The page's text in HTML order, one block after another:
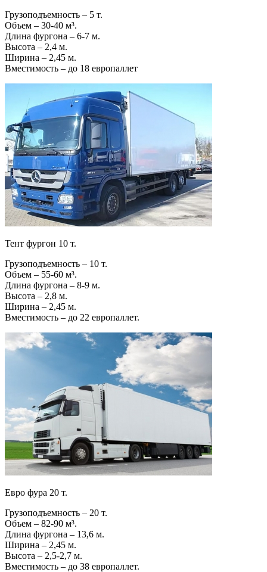
Грузоподъемность – 5 т.
Объем – 30-40 м³.
Длина фургона – 6-7 м.
Высота – 2,4 м.
Ширина – 2,45 м.
Вместимость – до 18 европаллет
Тент фургон 10 т.
Грузоподъемность – 10 т.
Объем – 55-60 м³.
Длина фургона – 8-9 м.
Высота – 2,8 м.
Ширина – 2,45 м.
Вместимость – до 22 европаллет.
Евро фура 20 т.
Грузоподъемность – 20 т.
Объем – 82-90 м³.
Длина фургона – 13,6 м.
Ширина – 2,45 м.
Высота – 2,5-2,7 м.
Вместимость – до 38 европаллет.